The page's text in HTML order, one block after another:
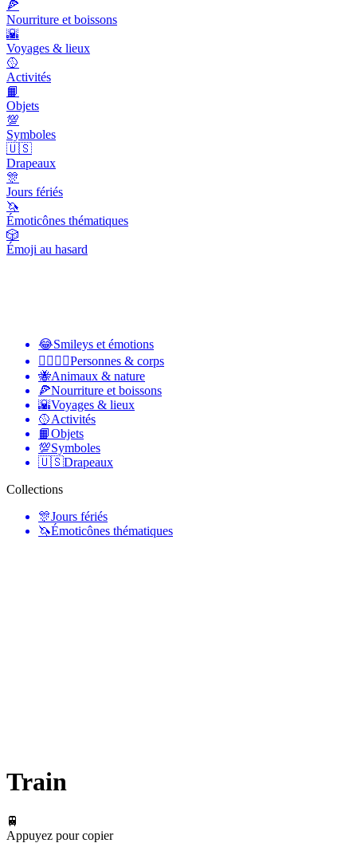
🍕
Nourriture et boissons
🌇
Voyages & lieux
🥎
Activités
📙
Objets
💯
Symboles
🇺🇸
Drapeaux
🎊
Jours fériés
🦄
Émoticônes thématiques
🎲
Émoji au hasard
😂Smileys et émotions
👩‍❤️‍💋‍👨Personnes & corps
🐝Animaux & nature
🍕Nourriture et boissons
🌇Voyages & lieux
🥎Activités
📙Objets
💯Symboles
🇺🇸Drapeaux
Collections
🎊Jours fériés
🦄Émoticônes thématiques
Train
🚆
Appuyez pour copier